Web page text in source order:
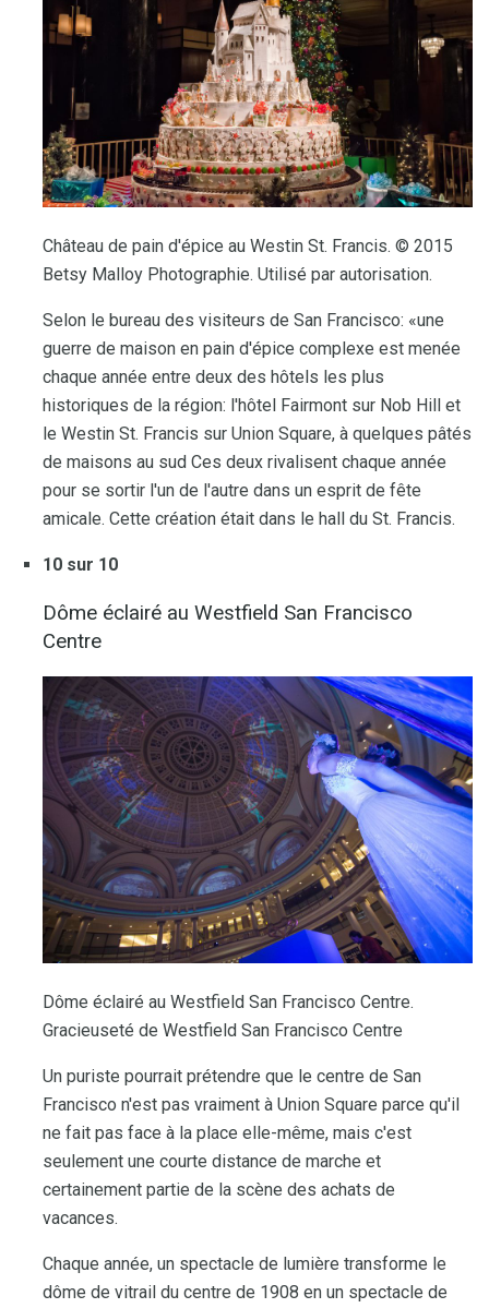
Château de pain d'épice au Westin St. Francis. © 2015
Betsy Malloy Photographie. Utilisé par autorisation.
Selon le bureau des visiteurs de San Francisco: «une
guerre de maison en pain d'épice complexe est menée
chaque année entre deux des hôtels les plus
historiques de la région: l'hôtel Fairmont sur Nob Hill et
le Westin St. Francis sur Union Square, à quelques pâtés
de maisons au sud Ces deux rivalisent chaque année
pour se sortir l'un de l'autre dans un esprit de fête
amicale. Cette création était dans le hall du St. Francis.
10 sur 10
Dôme éclairé au Westfield San Francisco
Centre
Dôme éclairé au Westfield San Francisco Centre.
Gracieuseté de Westfield San Francisco Centre
Un puriste pourrait prétendre que le centre de San
Francisco n'est pas vraiment à Union Square parce qu'il
ne fait pas face à la place elle-même, mais c'est
seulement une courte distance de marche et
certainement partie de la scène des achats de
vacances.
Chaque année, un spectacle de lumière transforme le
dôme de vitrail du centre de 1908 en un spectacle de